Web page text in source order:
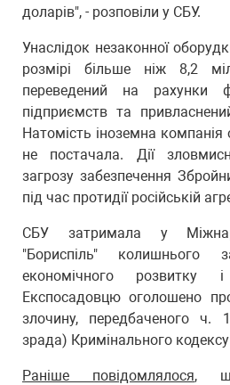
доларів", - розповіли у СБУ.
Унаслідок незаконної
розмірі більше ніж 8,2
переведений на рахунки
підприємств та
Натомість іноземна
не постачала. Дії
загрозу забезпечення
під час протидії російській
СБУ затримала у
"Бориспіль" колишнього
економічного розвитку і
Експосадовцю оголошено
злочину, передбаченого
зрада) Кримінального кодексу
Раніше повідомлялося,